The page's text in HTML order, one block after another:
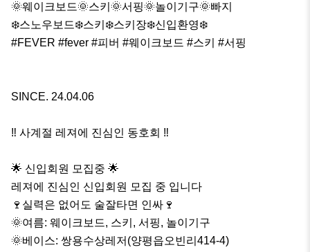
🌞웨이크보드🌞스키🌞서핑🌞놀이기구🌞빠지
❄️스노우보드❄️스키❄️스키장❄️신입환영❄️
#FEVER #fever #피버 #웨이크보드 #스키 #서핑
SINCE. 24.04.06
‼️ 사계절 레져에 진심인 동호회 ‼️
🌟 신입회원 모집중 🌟
레져에 진심인 신입회원 모집 중 입니다
🍷실력은 없어도 술잘타면 인싸🍷
🌞여름: 웨이크보드, 스키, 서핑, 놀이기구
🌞베이스: 쌍용수상레저(양평읍오빈리414-4)